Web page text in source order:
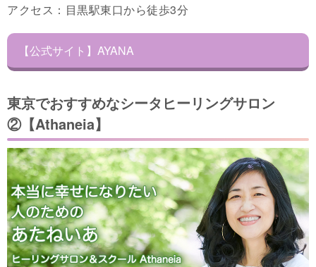
アクセス：目黒駅東口から徒歩3分
【公式サイト】AYANA
東京でおすすめなシータヒーリングサロン
②【Athaneia】